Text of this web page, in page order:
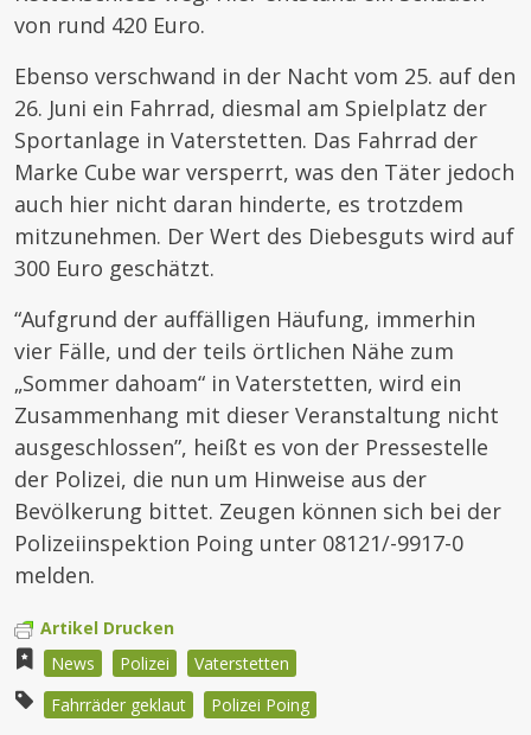
von rund 420 Euro.
Ebenso verschwand in der Nacht vom 25. auf den
26. Juni ein Fahrrad, diesmal am Spielplatz der
Sportanlage in Vaterstetten. Das Fahrrad der
Marke Cube war versperrt, was den Täter jedoch
auch hier nicht daran hinderte, es trotzdem
mitzunehmen. Der Wert des Diebesguts wird auf
300 Euro geschätzt.
“Aufgrund der auffälligen Häufung, immerhin
vier Fälle, und der teils örtlichen Nähe zum
„Sommer dahoam“ in Vaterstetten, wird ein
Zusammenhang mit dieser Veranstaltung nicht
ausgeschlossen”, heißt es von der Pressestelle
der Polizei, die nun um Hinweise aus der
Bevölkerung bittet. Zeugen können sich bei der
Polizeiinspektion Poing unter 08121/-9917-0
melden.
Artikel Drucken
News
Polizei
Vaterstetten
Fahrräder geklaut
Polizei Poing